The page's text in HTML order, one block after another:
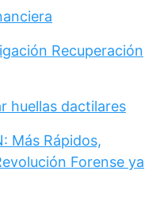
Recuperación
huellas dactilares
Más Rápidos,
Forense ya